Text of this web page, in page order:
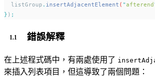
listGroup . insertAdjacentElement ( "afterend
} ) ;
錯誤解釋
在上述程式碼中，有兩處使用了
來插入列表項目，但這導致了兩個問題：